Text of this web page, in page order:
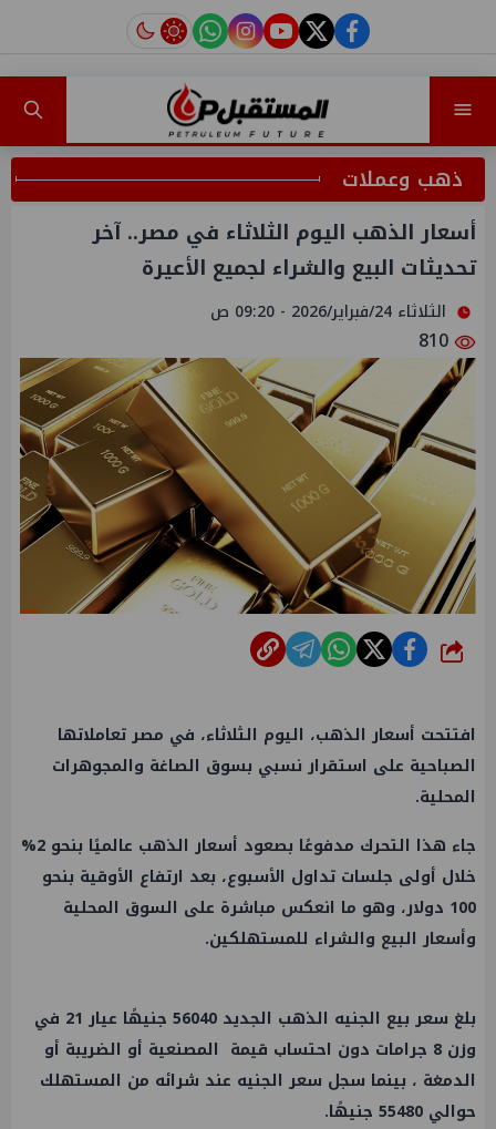
facebook
twitter
youtube
instagram
tiktok
ذهب وعملات
أسعار الذهب اليوم الثلاثاء في مصر.. آخر
تحديثات البيع والشراء لجميع الأعيرة
الثلاثاء 24/فبراير/2026 - 09:20 ص
شارك
افتتحت أسعار الذهب، اليوم الثلاثاء، في مصر تعاملاتها
الصباحية على استقرار نسبي بسوق الصاغة والمجوهرات
المحلية.
جاء هذا التحرك مدفوعًا بصعود أسعار الذهب عالميًا بنحو 2%
خلال أولى جلسات تداول الأسبوع، بعد ارتفاع الأوقية بنحو
100 دولار، وهو ما انعكس مباشرة على السوق المحلية
وأسعار البيع والشراء للمستهلكين.
بلغ سعر بيع الجنيه الذهب الجديد 56040 جنيهًا عيار 21 في
وزن 8 جرامات دون احتساب قيمة المصنعية أو الضريبة أو
الدمغة ، بينما سجل سعر الجنيه عند شرائه من المستهلك
حوالي 55480 جنيهًا.